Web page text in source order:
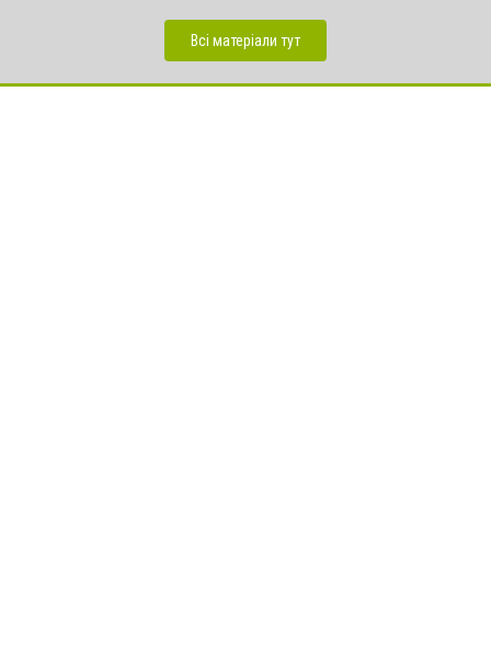
Всі матеріали тут